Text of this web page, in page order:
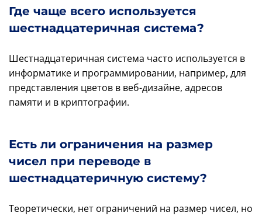
Где чаще всего используется
шестнадцатеричная система?
Шестнадцатеричная система часто используется в
информатике и программировании, например, для
представления цветов в веб-дизайне, адресов
памяти и в криптографии.
Есть ли ограничения на размер
чисел при переводе в
шестнадцатеричную систему?
Теоретически, нет ограничений на размер чисел, но